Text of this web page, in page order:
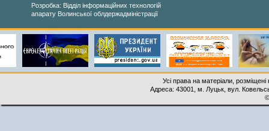
Розробка: Відділ інформаційних технологій
апарату Волинської облдержадміністрації
Усі права на матеріали,
Адреса: 43001, м. Луцьк, вул.